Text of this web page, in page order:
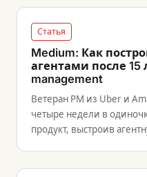
Статья
Medium: Как
агентами после 15
management
Ветеран PM из Uber и
четыре недели в
продукт, выстроив